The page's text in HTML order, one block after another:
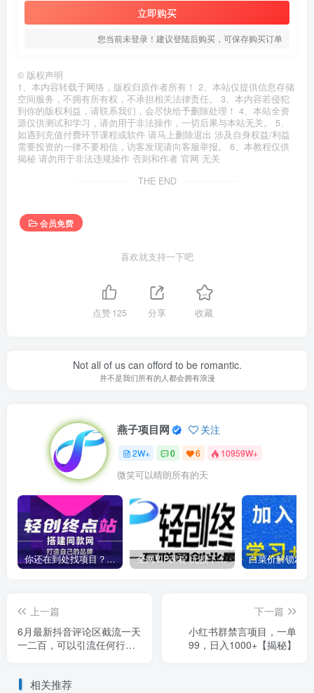
立即购买
您当前未登录！建议登陆后购买，可保存购买订单
© 版权声明
1、本内容转载于网络，版权归原作者所有！ 2、本站仅提供信息存储
空间服务，不拥有所有权，不承担相关法律责任。 3、本内容若侵犯
到你的版权利益，请联系我们，会尽快给予删除处理！ 4、本站全资
源仅供测试和学习，请勿用于非法操作，一切后果与本站无关。 5、
如遇到充值付费环节课程或软件 请马上删除退出 涉及自身权益/利益
需要投资的一律不要相信，访客发现请向客服举报。 6、本教程仅供
揭秘 请勿用于非法违规操作 否则和作者 官网 无关
THE END
会员免费
喜欢就支持一下吧
点赞125 分享 收藏
Not all of us can offord to be romantic.
并不是我们所有的人都会拥有浪漫
燕子项目网 关注
2W+ 0 6 10959W+
微笑可以晴朗所有的天
你还在到处找项目？还在当韭菜？我靠卖项目一个月收入5万+，曾经我也是个失败者。 全网VIP课程 无损下载~
上一篇
6月最新抖音评论区截流一天
一二百，可以引流任何行业
下一篇
小红书群禁言项目，一单
99，日入1000+【揭秘】
相关推荐